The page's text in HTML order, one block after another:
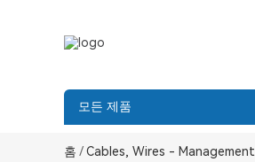
모든 제품
홈 / Cables, Wires - Management